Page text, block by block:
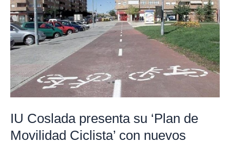
IU Coslada presenta su ‘Plan de
Movilidad Ciclista’ con nuevos
presenta
su
‘Plan
de
Movilidad
Ciclista’
nuevos
carriles-